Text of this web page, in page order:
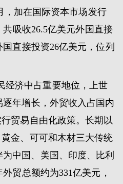
，加在国际资本市场发行
吸收26.5亿美元外国直接
直接投资26亿美元，位列
经济中占重要地位，上世
年增长，外贸收入占国内
贸易自由化政策。长期以
金、可可和木材三大传统
中国、美国、印度、比利
贸总额约为331亿美元，